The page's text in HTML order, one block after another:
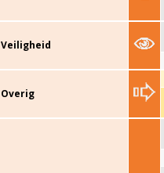
Veiligheid
Overig